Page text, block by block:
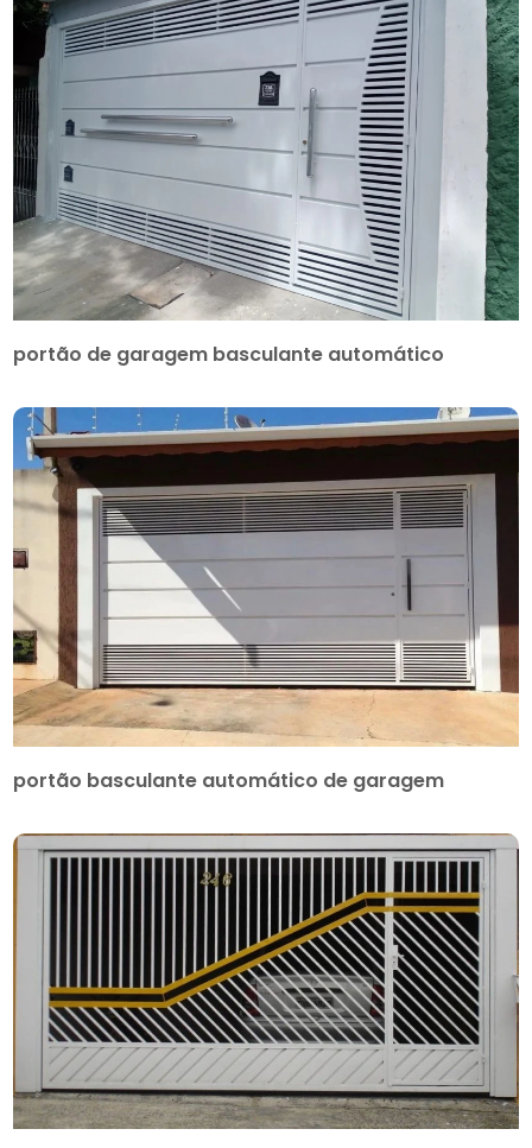
portão de garagem basculante automático
portão basculante automático de garagem